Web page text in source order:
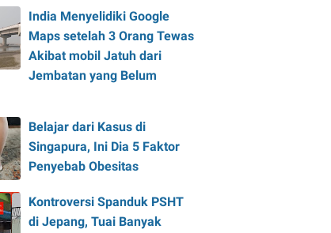
India Menyelidiki Google
Maps setelah 3 Orang Tewas
Akibat mobil Jatuh dari
Jembatan yang Belum
Belajar dari Kasus di
Singapura, Ini Dia 5 Faktor
Penyebab Obesitas
Kontroversi Spanduk PSHT
di Jepang, Tuai Banyak